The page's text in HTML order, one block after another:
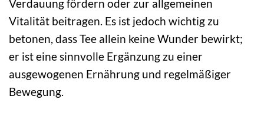
Verdauung fördern oder zur allgemeinen
Vitalität beitragen. Es ist jedoch wichtig zu
betonen, dass Tee allein keine Wunder bewirkt;
er ist eine sinnvolle Ergänzung zu einer
ausgewogenen Ernährung und regelmäßiger
Bewegung.